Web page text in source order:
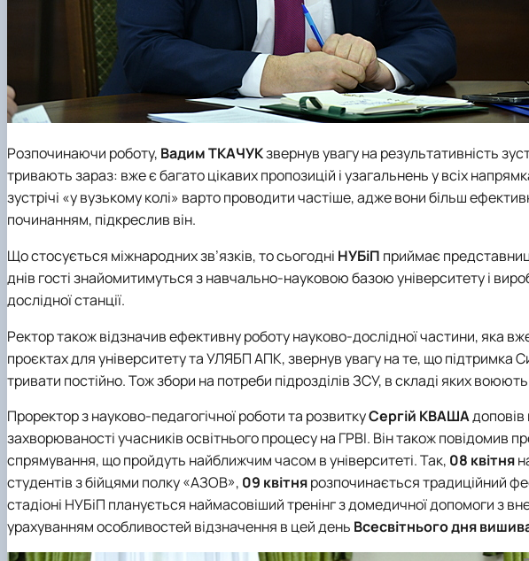
Розпочинаючи роботу, Вадим ТКАЧУКзвернув увагу на результативність
тривають зараз: вже є багато цікавих пропозицій і узагальнень у всіх
зустрічі «у вузькому колі» варто проводити частіше, адже вони більш
починанням, підкреслив він.
Що стосується міжнародних зв’язків, то сьогодні НУБіП приймає
днів гості знайомитимуться з навчально-науковою базою університету і
дослідної станції.
Ректор також відзначив ефективну роботу науково-дослідної частини, яка
проєктах для університету та УЛЯБП АПК, звернув увагу на те, що підтримка
тривати постійно. Тож збори на потреби підрозділів ЗСУ, в складі яких
Проректор з науково-педагогічної роботи та розвиткуСергій КВАШАдоповів
захворюваності учасників освітнього процесу на ГРВІ. Він також повідомив
спрямування, що пройдуть найближчим часом в університеті. Так, 08 квітня
студентів з бійцями полку «АЗОВ», 09 квітнярозпочинається традиційний
стадіоні НУБіП планується наймасовіший тренінг з домедичної допомоги з
урахуванням особливостей відзначення в цей день Всесвітнього дня